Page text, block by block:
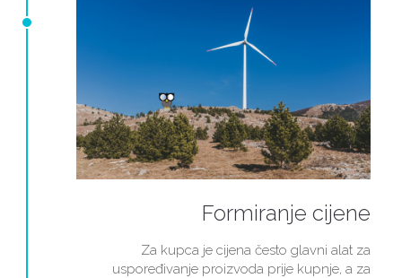
Formiranje cijene
Za kupca je cijena često glavni alat za
uspoređivanje proizvoda prije kupnje, a za